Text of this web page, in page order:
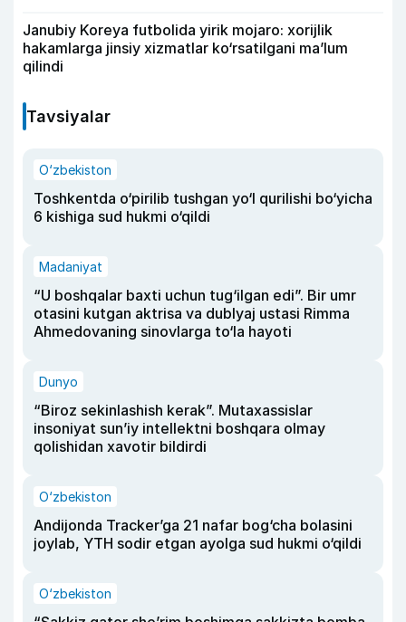
Janubiy Koreya futbolida yirik mojaro: xorijlik
hakamlarga jinsiy xizmatlar ko‘rsatilgani ma’lum
qilindi
Tavsiyalar
O‘zbekiston
Toshkentda o‘pirilib tushgan yo‘l qurilishi bo‘yicha
6 kishiga sud hukmi o‘qildi
Madaniyat
“U boshqalar baxti uchun tug‘ilgan edi”. Bir umr
otasini kutgan aktrisa va dublyaj ustasi Rimma
Ahmedovaning sinovlarga to‘la hayoti
Dunyo
“Biroz sekinlashish kerak”. Mutaxassislar
insoniyat sun’iy intellektni boshqara olmay
qolishidan xavotir bildirdi
O‘zbekiston
Andijonda Tracker’ga 21 nafar bog‘cha bolasini
joylab, YTH sodir etgan ayolga sud hukmi o‘qildi
O‘zbekiston